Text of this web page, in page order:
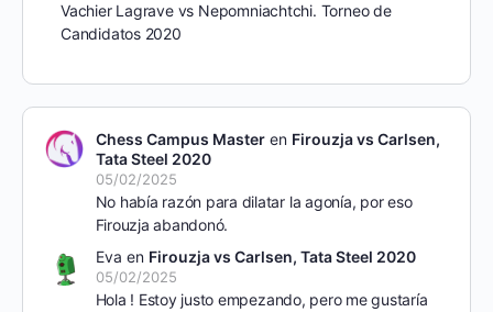
Vachier Lagrave vs Nepomniachtchi. Torneo de
Candidatos 2020
Chess Campus Masteren Firouzja vs Carlsen,
Tata Steel 2020
05/02/2025
No había razón para dilatar la agonía, por eso
Firouzja abandonó.
Eva en Firouzja vs Carlsen, Tata Steel 2020
05/02/2025
Hola ! Estoy justo empezando, pero me gustaría